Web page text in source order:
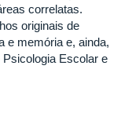
correlatas.
originais de
e memória e, ainda,
Escolar e